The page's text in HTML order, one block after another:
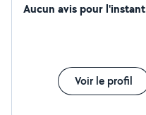
Aucun avis pour l'instant
Voir le profil